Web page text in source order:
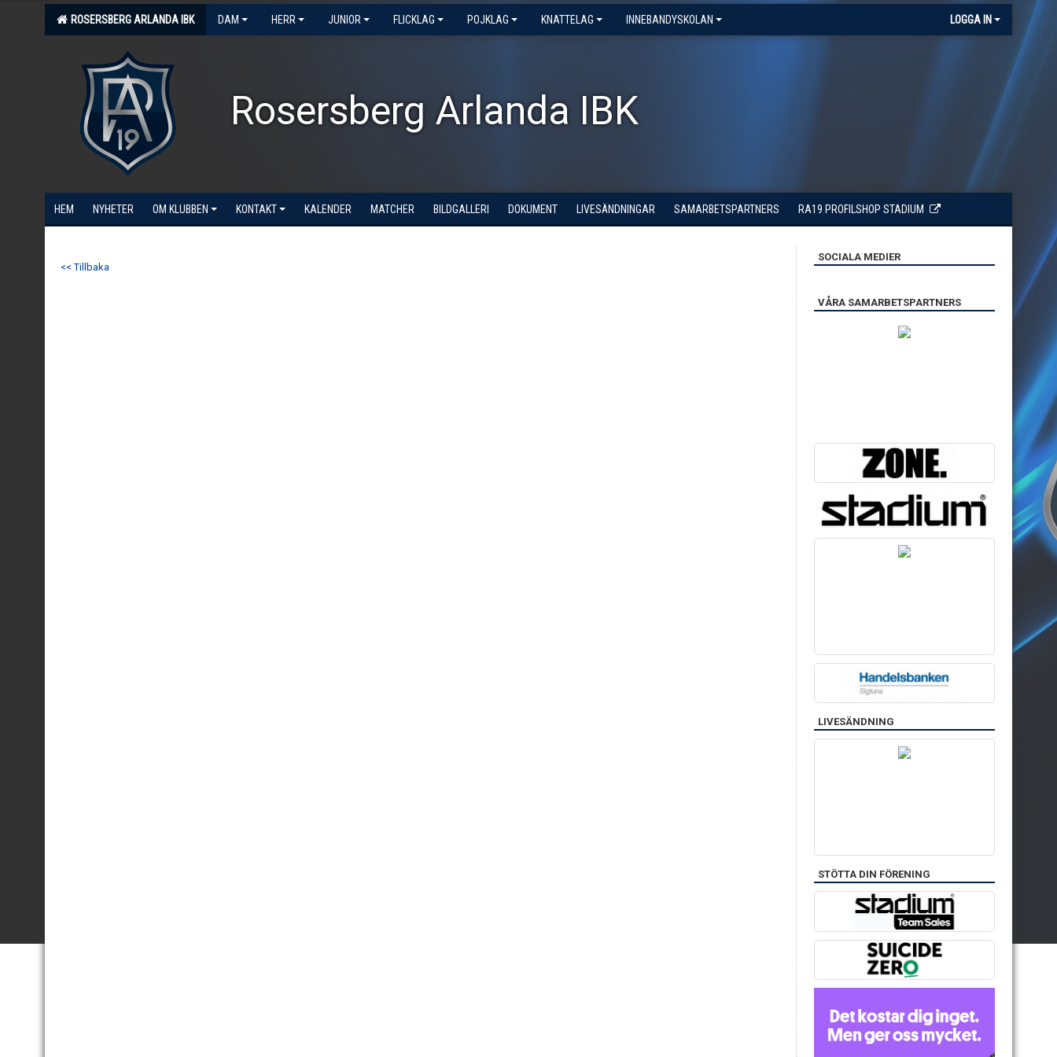
ROSERSBERG ARLANDA IBK DAM HERR JUNIOR FLICKLAG POJKLAG KNATTELAG INNEBANDYSKOLAN LOGGA IN
Rosersberg Arlanda IBK
HEM NYHETER OM KLUBBEN KONTAKT KALENDER MATCHER BILDGALLERI DOKUMENT LIVESÄNDNINGAR SAMARBETSPARTNERS RA19 PROFILSHOP STADIUM
<< Tillbaka
SOCIALA MEDIER
VÅRA SAMARBETSPARTNERS
LIVESÄNDNING
STÖTTA DIN FÖRENING